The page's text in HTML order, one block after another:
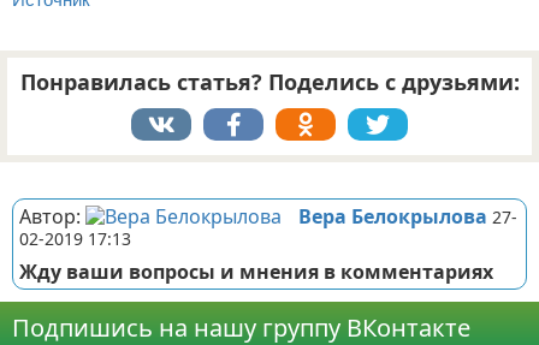
Понравилась статья? Поделись с друзьями:
Автор: Вера Белокрылова 27-
02-2019 17:13
Жду ваши вопросы и мнения в комментариях
Подпишись на нашу группу ВКонтакте